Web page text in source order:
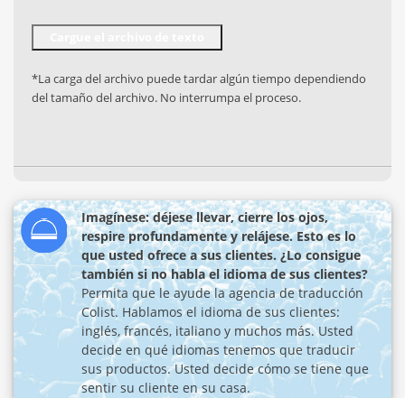
*La carga del archivo puede tardar algún tiempo dependiendo
del tamaño del archivo. No interrumpa el proceso.
Imagínese: déjese llevar, cierre los ojos,
respire profundamente y relájese. Esto es lo
que usted ofrece a sus clientes. ¿Lo consigue
también si no habla el idioma de sus clientes?
Permita que le ayude la agencia de traducción
Colist. Hablamos el idioma de sus clientes:
inglés, francés, italiano y muchos más. Usted
decide en qué idiomas tenemos que traducir
sus productos. Usted decide cómo se tiene que
sentir su cliente en su casa.